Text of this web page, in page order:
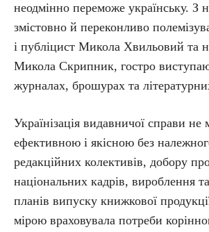
неодмінно переможе українську. З
змістовно й переконливо
і публіцист Микола Хвильовий та
Микола Скрипник, гостро
журналах, брошурах та
Українізація видавничої справи не
ефективною і якісною без
редакційних колективів, добору
національних кадрів, вироблення
планів випуску книжкової
мірою враховувала потреби